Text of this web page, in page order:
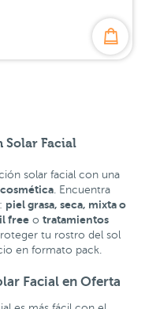
Solar Facial
solar facial con una
. Encuentra
piel grasa, seca, mixta o
free o tratamientos
tu rostro del sol
en formato pack.
Facial en Oferta